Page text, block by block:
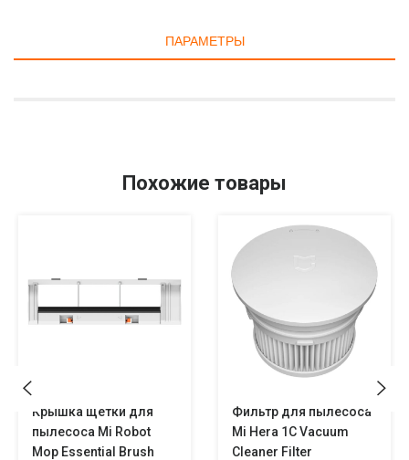
ПАРАМЕТРЫ
Похожие товары
Крышка щетки для
пылесоса Mi Robot
Mop Essential Brush
Фильтр для пылесоса
Mi Hera 1C Vacuum
Cleaner Filter